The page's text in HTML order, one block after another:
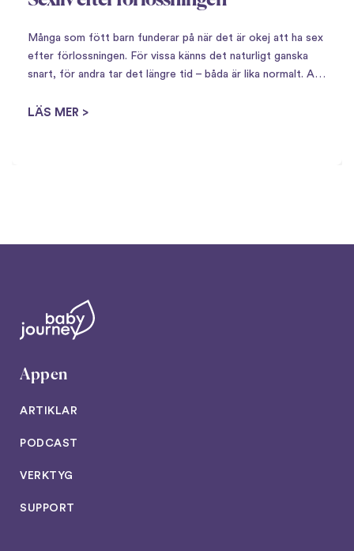
Många som fött barn funderar på när det är okej att ha sex
efter förlossningen. För vissa känns det naturligt ganska
snart, för andra tar det längre tid – båda är lika normalt. Att
LÄS MER >
Appen
ARTIKLAR
PODCAST
VERKTYG
SUPPORT